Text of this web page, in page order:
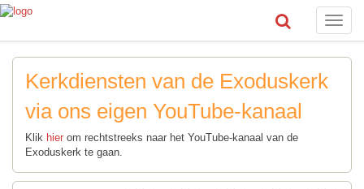
Toggle
Kerkdiensten van de Exoduskerk
via ons eigen YouTube-kanaal
Klik hier om rechtstreeks naar het YouTube-kanaal van de
Exoduskerk te gaan.